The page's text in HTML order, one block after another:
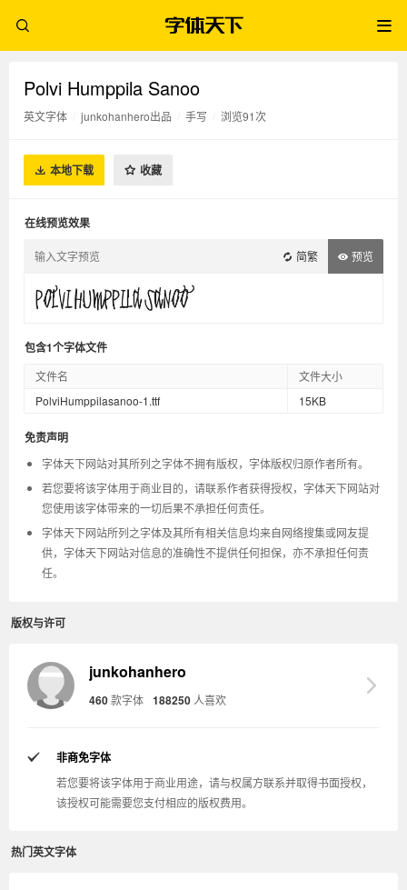
Polvi Humppila Sanoo
英文字体 junkohanhero出品 手写 浏览91次
本地下载 收藏
在线预览效果
简繁 预览
包含1个字体文件
文件名
文件大小
PolviHumppilasanoo-1.ttf
15KB
免责声明
字体天下网站对其所列之字体不拥有版权，字体版权归原作者所有。
若您要将该字体用于商业目的，请联系作者获得授权，字体天下网站对
您使用该字体带来的一切后果不承担任何责任。
字体天下网站所列之字体及其所有相关信息均来自网络搜集或网友提
供，字体天下网站对信息的准确性不提供任何担保，亦不承担任何责
任。
版权与许可
junkohanhero
460款字体 188250 人喜欢
非商免字体
若您要将该字体用于商业用途，请与权属方联系并取得书面授权，
该授权可能需要您支付相应的版权费用。
热门英文字体